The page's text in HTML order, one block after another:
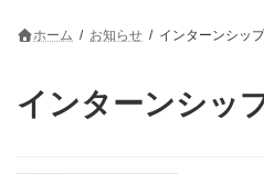
ホーム お知らせ インターンシップ
インターンシッ